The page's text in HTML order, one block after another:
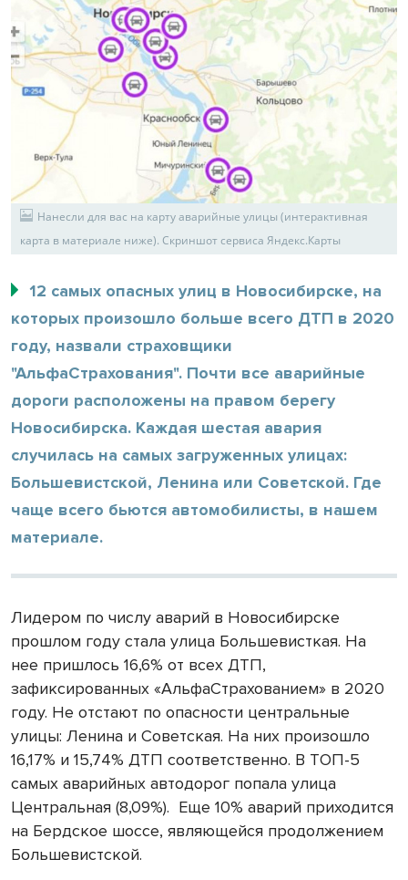
Нанесли для вас на карту аварийные улицы (интерактивная
карта в материале ниже). Скриншот сервиса Яндекс.Карты
12 самых опасных улиц в Новосибирске, на
которых произошло больше всего ДТП в 2020
году, назвали страховщики
"АльфаСтрахования". Почти все аварийные
дороги расположены на правом берегу
Новосибирска. Каждая шестая авария
случилась на самых загруженных улицах:
Большевистской, Ленина или Советской. Где
чаще всего бьются автомобилисты, в нашем
материале.
Лидером по числу аварий в Новосибирске
прошлом году стала улица Большевисткая. На
нее пришлось 16,6% от всех ДТП,
зафиксированных «АльфаСтрахованием» в 2020
году. Не отстают по опасности центральные
улицы: Ленина и Советская. На них произошло
16,17% и 15,74% ДТП соответственно. В ТОП-5
самых аварийных автодорог попала улица
Центральная (8,09%). Еще 10% аварий приходится
на Бердское шоссе, являющейся продолжением
Большевистской.